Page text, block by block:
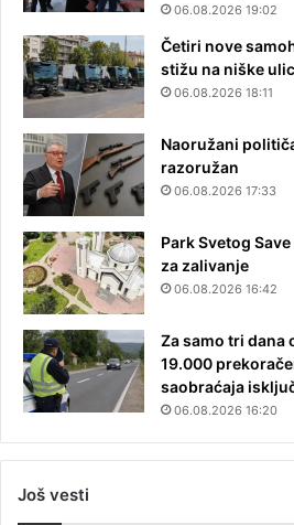
06.08.2026 19:02
Četiri nove
stižu na niške
06.08.2026 18:11
Naoružani
razoružan
06.08.2026 17:33
Park Svetog
za zalivanje
06.08.2026 16:42
Za samo tri dana
19.000
saobraćaja
06.08.2026 16:20
Još vesti